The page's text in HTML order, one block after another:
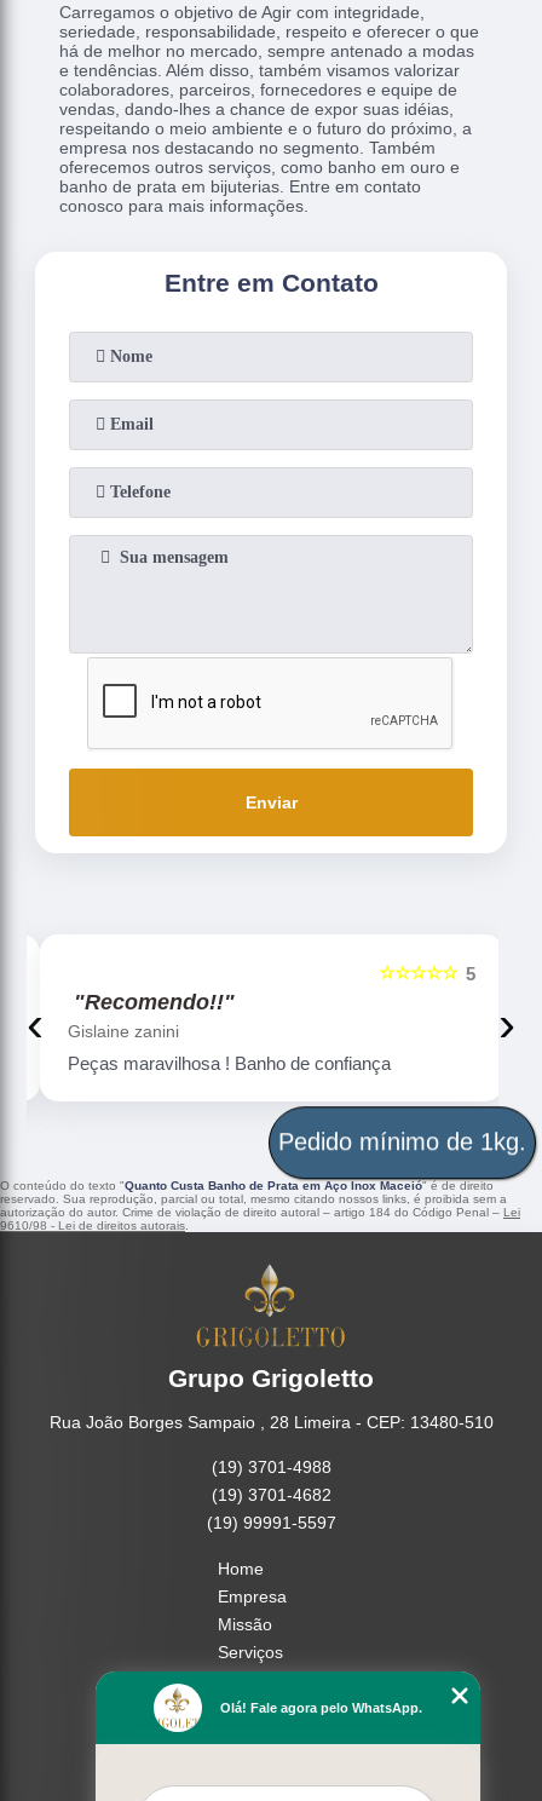
Carregamos o objetivo de Agir com integridade,
seriedade, responsabilidade, respeito e oferecer o que
há de melhor no mercado, sempre antenado a modas
e tendências. Além disso, também visamos valorizar
colaboradores, parceiros, fornecedores e equipe de
vendas, dando-lhes a chance de expor suas idéias,
respeitando o meio ambiente e o futuro do próximo, a
empresa nos destacando no segmento. Também
oferecemos outros serviços, como banho em ouro e
banho de prata em bijuterias. Entre em contato
conosco para mais informações.
Entre em Contato
Enviar
5
☆☆☆☆☆
"Recomendo!!"
Gislaine zanini
Peças maravilhosa ! Banho de confiança
‹ ›
O conteúdo do texto "Quanto Custa Banho de Prata em Aço Inox Maceió" é de direito
reservado. Sua reprodução, parcial ou total, mesmo citando nossos links, é proibida sem a
autorização do autor. Crime de violação de direito autoral – artigo 184 do Código Penal – Lei
9610/98 - Lei de direitos autorais
Grupo Grigoletto
Rua João Borges Sampaio , 28 Limeira - CEP: 13480-510
(19) 3701-4988
(19) 3701-4682
(19) 99991-5597
Home
Empresa
Missão
Serviços
Mapa do site
Olá! Fale agora pelo WhatsApp.
Pedido mínimo de 1kg.